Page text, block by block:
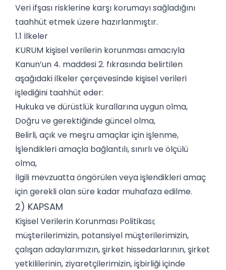
Veri ifşası risklerine karşı korumayı sağladığını
taahhüt etmek üzere hazırlanmıştır.
1.1 İlkeler
KURUM kişisel verilerin korunması amacıyla
Kanun’un 4. maddesi 2. fıkrasında belirtilen
aşağıdaki ilkeler çerçevesinde kişisel verileri
işlediğini taahhüt eder:
Hukuka ve dürüstlük kurallarına uygun olma,
Doğru ve gerektiğinde güncel olma,
Belirli, açık ve meşru amaçlar için işlenme,
İşlendikleri amaçla bağlantılı, sınırlı ve ölçülü
olma,
İlgili mevzuatta öngörülen veya işlendikleri amaç
için gerekli olan süre kadar muhafaza edilme.
2) KAPSAM
Kişisel Verilerin Korunması Politikası;
müşterilerimizin, potansiyel müşterilerimizin,
çalışan adaylarımızın, şirket hissedarlarının, şirket
yetkililerinin, ziyaretçilerimizin, işbirliği içinde